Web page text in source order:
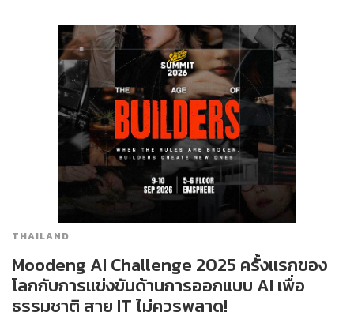
THAILAND
Moodeng AI Challenge 2025 ครั้งแรกของ
โลกกับการแข่งขันด้านการออกแบบ AI เพื่อ
ธรรมชาติ สาย IT ไม่ควรพลาด!